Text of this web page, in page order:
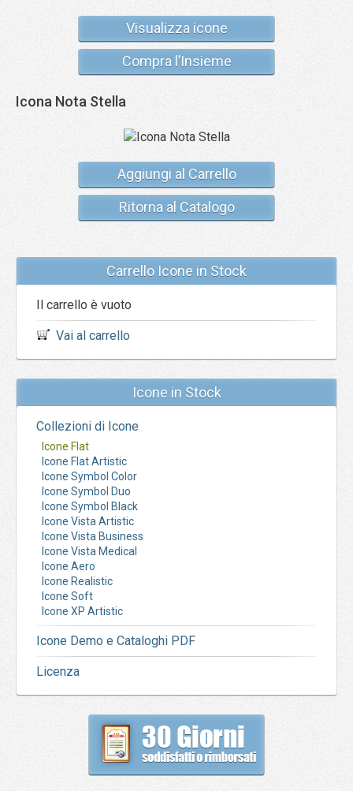
Visualizza icone
Compra l’Insieme
Icona Nota Stella
Aggiungi al Carrello
Ritorna al Catalogo
Carrello Icone in Stock
Il carrello è vuoto
Vai al carrello
Icone in Stock
Collezioni di Icone
Icone Flat
Icone Flat Artistic
Icone Symbol Color
Icone Symbol Duo
Icone Symbol Black
Icone Vista Artistic
Icone Vista Business
Icone Vista Medical
Icone Aero
Icone Realistic
Icone Soft
Icone XP Artistic
Icone Demo e Cataloghi PDF
Licenza